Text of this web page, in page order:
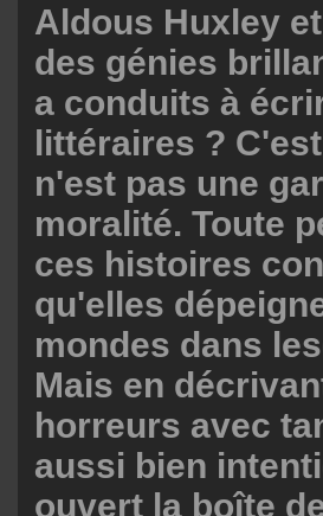
Aldous Huxley
des génies
a conduits à
littéraires ?
n'est pas une
moralité. Toute
ces histoires
qu'elles
mondes dans
Mais en
horreurs avec
aussi bien
ouvert la boîte